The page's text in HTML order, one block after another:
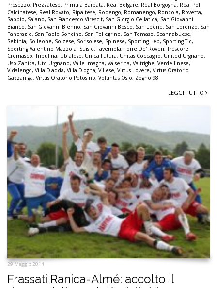
Presezzo, Prezzatese, Primula Barbata, Real Bolgare, Real Borgogna, Real Pol.
Calcinatese, Real Rovato, Ripaltese, Rodengo, Romanengo, Roncola, Rovetta,
Sabbio, Saiano, San Francesco Virescit, San Giorgio Cellatica, San Giovanni
Bianco, San Giovanni Bienno, San Giovanni Bosco, San Leone, San Lorenzo, San
Pancrazio, San Paolo Soncino, San Pellegrino, San Tomaso, Scannabuese,
Sebinia, Solleone, Solzese, Sorisolese, Spinese, Sporting Leb, Sporting Tlc,
Sporting Valentino Mazzola, Suisio,Tavernola,Torre De' Roveri,Trescore
Cremasco,Tribulina, Ubialese, Unica Futura, Unitas Coccaglio, United Urgnano,
Uso Zanica, Utd Urgnano, Valle Imagna, Valserina, Valtrighe, Verdellinese,
Vidalengo, Villa D'adda, Villa D'ogna, Villese, Virtus Lovere, Virtus Oratorio
Gazzaniga, Virtus Oratorio Petosino, Voluntas Osio, Zogno 98
LEGGI TUTTO
29 Maggio 2014
Frassati Ranica-Almé: accolto il